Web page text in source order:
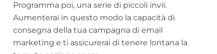
Programma poi, una serie di piccoli invii.
Aumenterai in questo modo la capacità di
consegna della tua campagna di email
marketing e ti assicurerai di tenere lontana la